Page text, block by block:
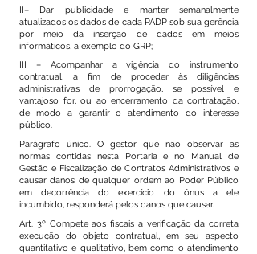
II– Dar publicidade e manter semanalmente
atualizados os dados de cada PADP sob sua gerência
por meio da inserção de dados em meios
informáticos, a exemplo do GRP;
III – Acompanhar a vigência do instrumento
contratual, a fim de proceder às diligências
administrativas de prorrogação, se possível e
vantajoso for, ou ao encerramento da contratação,
de modo a garantir o atendimento do interesse
público.
Parágrafo único. O gestor que não observar as
normas contidas nesta Portaria e no Manual de
Gestão e Fiscalização de Contratos Administrativos e
causar danos de qualquer ordem ao Poder Público
em decorrência do exercício do ônus a ele
incumbido, responderá pelos danos que causar.
Art. 3º Compete aos fiscais a verificação da correta
execução do objeto contratual, em seu aspecto
quantitativo e qualitativo, bem como o atendimento